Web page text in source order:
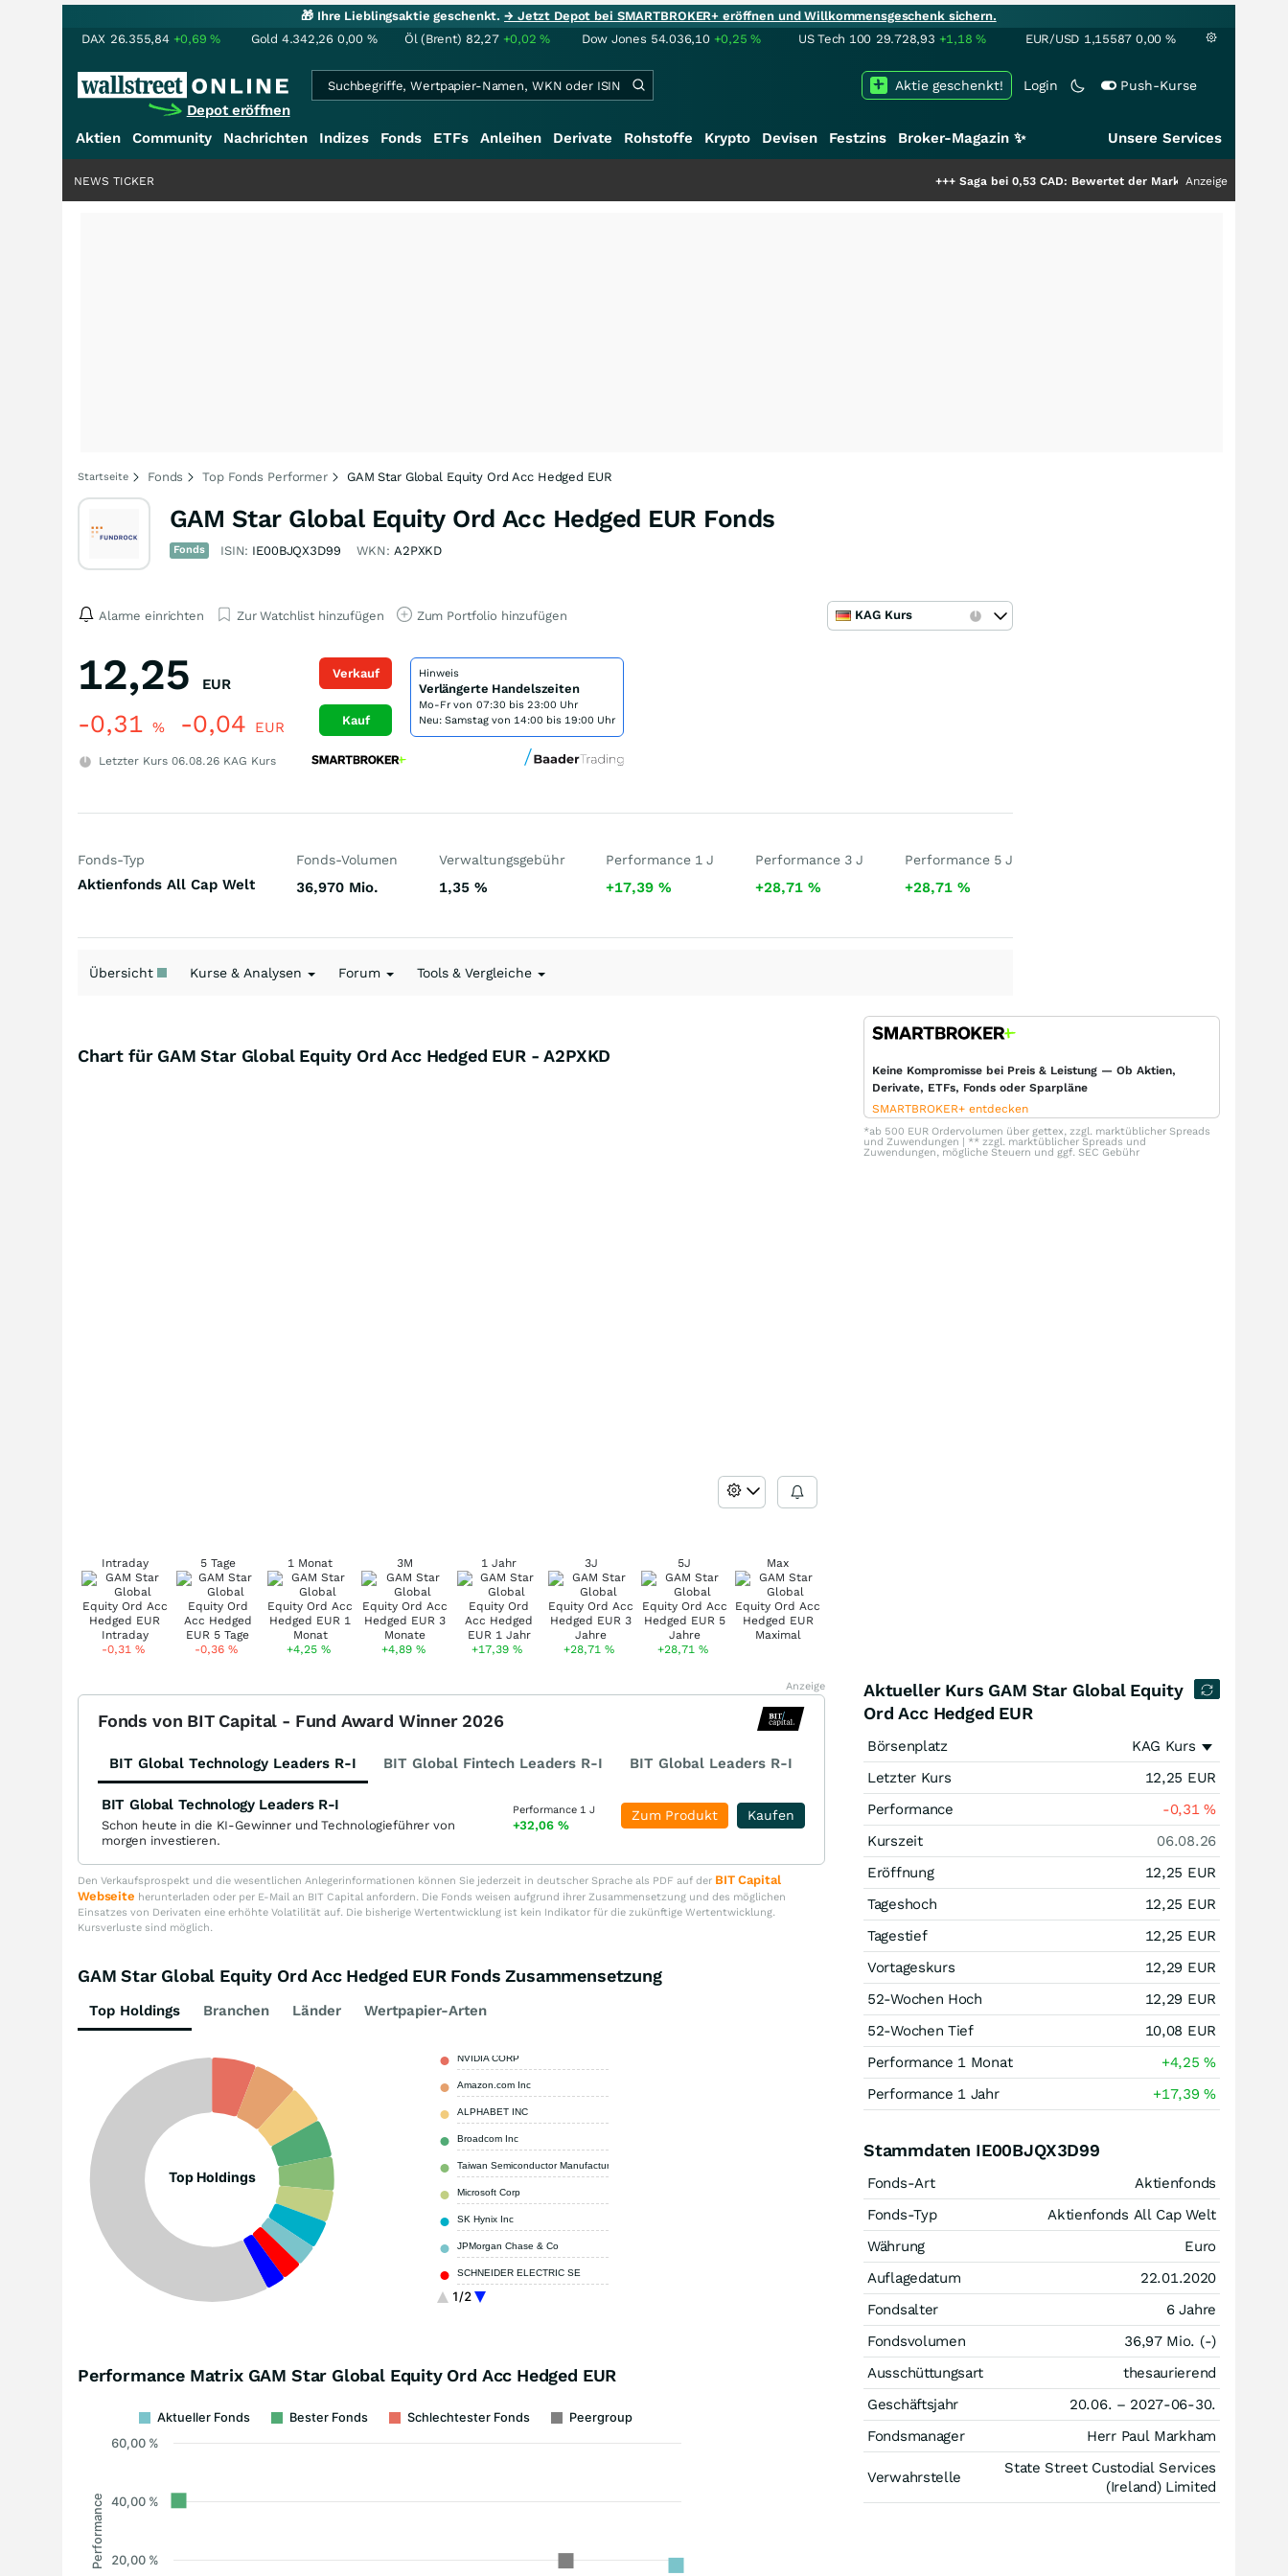
🎁 Ihre Lieblingsaktie geschenkt.→ Jetzt Depot bei SMARTBROKER+ eröffnen und Willkommensgeschenk sichern.
DAX 26.355,84 +0,69% Gold 4.342,26 0,00 % Öl (Brent) 82,27 +0,02% Dow Jones 54.036,10 +0,25% US Tech 100 29.728,93 +1,18% EUR/USD 1,15587 0,00 %
Depot eröffnen
Login Push-Kurse
Aktie geschenkt!
Aktien Community Nachrichten Indizes Fonds ETFs Anleihen Derivate Rohstoffe Krypto Devisen Festzins Broker-Magazin ✨ Unsere Services
Saga bei 0,53 CAD: Bewertet der Markt noch immer nur die Hälfte
Anzeige
NEWS TICKER
Startseite Fonds Top Fonds Performer GAM Star Global Equity Ord Acc Hedged EUR
GAM Star Global Equity Ord Acc Hedged EUR Fonds
Fonds ISIN: IE00BJQX3D99 WKN: A2PXKD
Alarme einrichten Zur Watchlist hinzufügen Zum Portfolio hinzufügen KAG Kurs
12,25 EUR
-0,31 % -0,04 EUR
Letzter Kurs 06.08.26 KAG Kurs
Verkauf
Kauf
Hinweis
Verlängerte Handelszeiten
Mo-Fr von 07:30 bis 23:00 Uhr
Neu: Samstag von 14:00 bis 19:00 Uhr
Fonds-Typ
Aktienfonds All Cap Welt
Fonds-Volumen
36,970 Mio.
Verwaltungsgebühr
1,35 %
Performance 1 J
+17,39%
Performance 3 J
+28,71%
Performance 5 J
+28,71 %
Übersicht Kurse & Analysen Forum Tools & Vergleiche
Chart für GAM Star Global Equity Ord Acc Hedged EUR - A2PXKD
Intraday
-0,31 %
5 Tage
-0,36 %
1 Monat
+4,25 %
3M
+4,89 %
1 Jahr
+17,39%
3J
+28,71%
5J
+28,71 %
Max
Keine Kompromisse bei Preis & Leistung — Ob Aktien,
Derivate, ETFs, Fonds oder Sparpläne
SMARTBROKER+ entdecken
*ab 500 EUR Ordervolumen über gettex, zzgl. marktüblicher Spreads
und Zuwendungen | ** zzgl. marktüblicher Spreads und
Zuwendungen, mögliche Steuern und ggf. SEC Gebühr
Anzeige
Fonds von BIT Capital - Fund Award Winner 2026
BIT Global Technology Leaders R-I BIT Global Fintech Leaders R-I BIT Global Leaders R-I
BIT Global Technology Leaders R-I
Schon heute in die KI-Gewinner und Technologieführer von
morgen investieren.
Performance 1 J
+32,06 %
Kaufen
Zum Produkt
Den Verkaufsprospekt und die wesentlichen Anlegerinformationen können Sie jederzeit in deutscher Sprache als PDF auf der BIT Capital
Webseite herunterladen oder per E-Mail an BIT Capital anfordern. Die Fonds weisen aufgrund ihrer Zusammensetzung und des möglichen
Einsatzes von Derivaten eine erhöhte Volatilität auf. Die bisherige Wertentwicklung ist kein Indikator für die zukünftige Wertentwicklung.
Kursverluste sind möglich.
GAM Star Global Equity Ord Acc Hedged EUR Fonds Zusammensetzung
Top Holdings Branchen Länder Wertpapier-Arten
Top Holdings
1/2
NVIDIA CORP
Amazon.com Inc
ALPHABET INC
Broadcom Inc
Taiwan Semiconductor Manufacturing Co Ltd (ADR)
Microsoft Corp
SK Hynix Inc
JPMorgan Chase & Co
SCHNEIDER ELECTRIC SE
APPLE INC
Performance Matrix GAM Star Global Equity Ord Acc Hedged EUR
Performance
Aktueller Fonds Bester Fonds Schlechtester Fonds Peergroup
20,00 %
40,00 %
60,00 %
Aktueller Kurs GAM Star Global Equity
Ord Acc Hedged EUR
Börsenplatz
KAG Kurs
Letzter Kurs
12,25 EUR
Performance
-0,31%
Kurszeit
06.08.26
Eröffnung
12,25 EUR
Tageshoch
12,25 EUR
Tagestief
12,25 EUR
Vortageskurs
12,29 EUR
52-Wochen Hoch
12,29 EUR
52-Wochen Tief
10,08 EUR
Performance 1 Monat
+4,25%
Performance 1 Jahr
+17,39%
Stammdaten IE00BJQX3D99
Fonds-Art
Aktienfonds
Fonds-Typ
Aktienfonds All Cap Welt
Währung
Euro
Auflagedatum
22.01.2020
Fondsalter
6 Jahre
Fondsvolumen
36,97 Mio. (-)
Ausschüttungsart
thesaurierend
Geschäftsjahr
20.06. – 2027-06-30.
Fondsmanager
Herr Paul Markham
Verwahrstelle
State Street Custodial Services
(Ireland) Limited